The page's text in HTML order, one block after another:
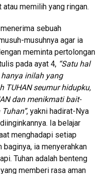
memilih yang ringan.
sebuah
musuhnya agar ia
meminta pertolongan
pada ayat 4, “Satu hal
inilah yang
TUHAN seumur hidupku,
dan menikmati bait-
Tuhan”, yakni hadirat-Nya
Ia belajar
menghadapi setiap
baginya, ia menyerahkan
Tuhan adalah benteng
memberi rasa aman